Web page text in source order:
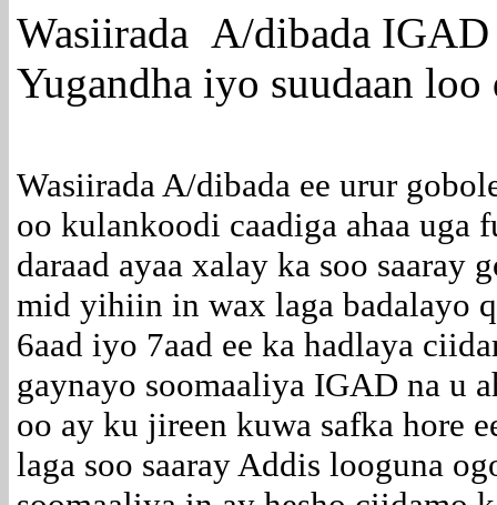
Wasiirada A/dibada IGAD
Yugandha iyo suudaan
Wasiirada A/dibada ee urur
oo kulankoodi caadiga ahaa uga
daraad ayaa xalay ka soo saaray
mid yihiin in wax laga badalayo
6aad iyo 7aad ee ka hadlaya
gaynayo soomaaliya IGAD na u
oo ay ku jireen kuwa safka hore
laga soo saaray Addis looguna